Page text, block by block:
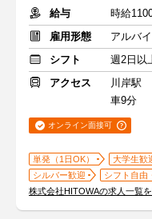
給与
時給
雇用形態
アルバ
シフト
週2日以
アクセス
川岸駅
車9分
オンライン面接可
単発（1日OK） 大学生歓
シルバー歓迎
シフト自由
株式会社HITOWAの求人一覧